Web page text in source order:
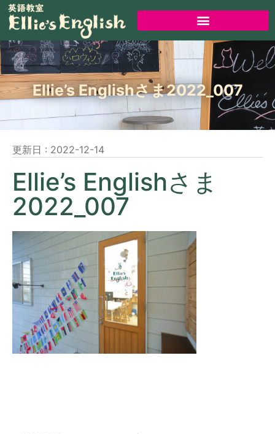
Ellie’s Englishさま2022_007
更新日 : 2022-12-14
Ellie’s Englishさま
2022_007